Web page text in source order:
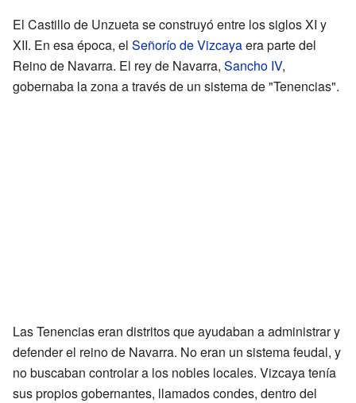
El Castillo de Unzueta se construyó entre los siglos XI y
XII. En esa época, el Señorío de Vizcayaera parte del
Reino de Navarra. El rey de Navarra, Sancho IV,
gobernaba la zona a través de un sistema de "Tenencias".
Las Tenencias eran distritos que ayudaban a administrar y
defender el reino de Navarra. No eran un sistema feudal, y
no buscaban controlar a los nobles locales. Vizcaya tenía
sus propios gobernantes, llamados condes, dentro del